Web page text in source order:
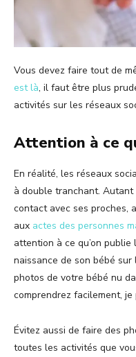
Vous devez faire tout de
est là, il faut être plus
activités sur les réseaux
Attention à ce
En réalité, les réseaux
à double tranchant.
contact avec ses proches,
aux actes des personnes
attention à ce qu’on publie
naissance de son bébé
photos de votre bébé nu
comprendrez facilement,
Évitez aussi de faire des
toutes les activités que